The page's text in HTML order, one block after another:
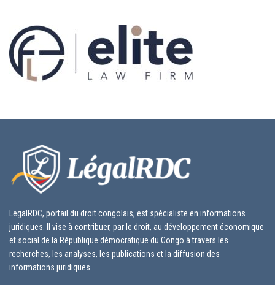
LegalRDC, portail du droit congolais, est spécialiste en informations
juridiques. Il vise à contribuer, par le droit, au développement économique
et social de la République démocratique du Congo à travers les
recherches, les analyses, les publications et la diffusion des
informations juridiques.